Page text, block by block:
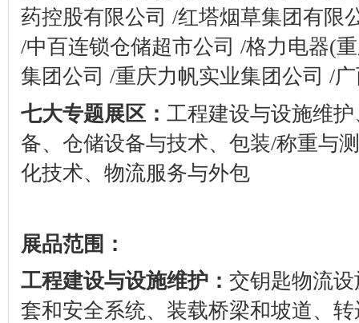
药控股有限公司 /红塔烟草集团有限
/中百连锁仓储超市公司 /格力电器(
集团公司 /重庆力帆实业集团公司 /
七大专题展区： 工程建设与设施维
备、仓储设备与技术、包装/称重与
化技术、物流服务与外包
展品范围：
工程建设与设施维护： 交钥匙物流
套和安全系统、装载桥梁和坡道、